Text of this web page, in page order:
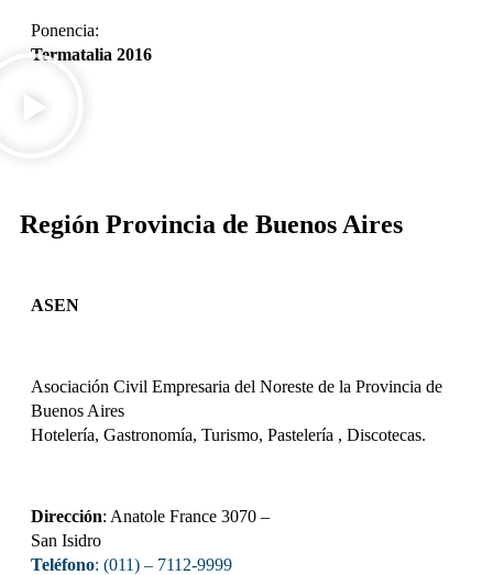
Ponencia:
Termatalia 2016
Región Provincia de Buenos Aires
ASEN
Asociación Civil Empresaria del Noreste de la Provincia de
Buenos Aires
Hotelería, Gastronomía, Turismo, Pastelería , Discotecas.
Dirección: Anatole France 3070 –
San Isidro
Teléfono: (011) – 7112-9999